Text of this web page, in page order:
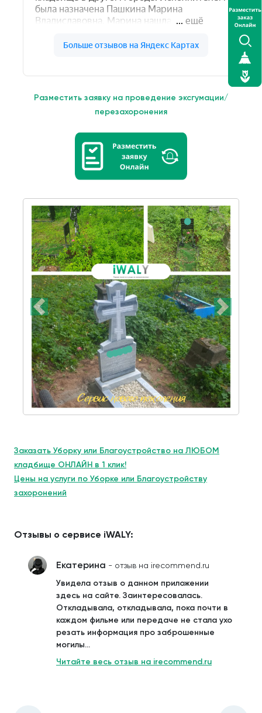
Разместить заявку на проведение эксгумации/
перезахоронения
Заказать Уборку или Благоустройство на ЛЮБОМ
кладбище ОНЛАЙН в 1 клик!
Цены на услуги по Уборке или Благоустройству
захоронений
Отзывы о сервисе iWALY:
Екатерина - отзыв на irecommend.ru
Увидела отзыв о данном приложении
здесь на сайте. Заинтересовалась.
Откладывала, откладывала, пока почти в
каждом фильме или передаче не стала ухо
резать информация про заброшенные
могилы...
Читайте весь отзыв на irecommend.ru